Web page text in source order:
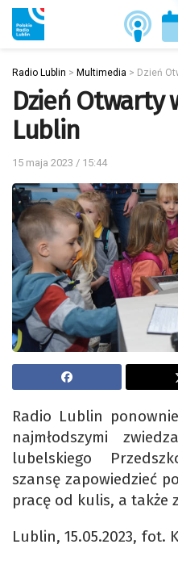
Radio Lublin > Multimedia > Dzień
Dzień Otwarty
Lublin
15 maja 2023 / 15:44
Radio Lublin
najmłodszymi
lubelskiego
szansę zapowiedzieć
pracę od kulis, a także
Lublin, 15.05.2023, fot.